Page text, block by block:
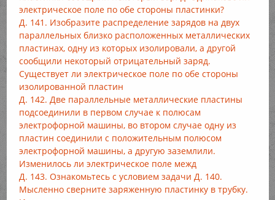
электрическое поле по обе стороны пластинки?
Д. 141. Изобразите распределение зарядов на двух
параллельных близко расположенных металлических
пластинах, одну из которых изолировали, а другой
сообщили некоторый отрицательный заряд.
Существует ли электрическое поле по обе стороны
изолированной пластин
Д. 142. Две параллельные металлические пластины
подсоединили в первом случае к полюсам
электрофорной машины, во втором случае одну из
пластин соединили с положительным полюсом
электрофорной машины, а другую заземлили.
Изменилось ли электрическое поле межд
Д. 143. Ознакомьтесь с условием задачи Д. 140.
Мысленно сверните заряженную пластинку в трубку.